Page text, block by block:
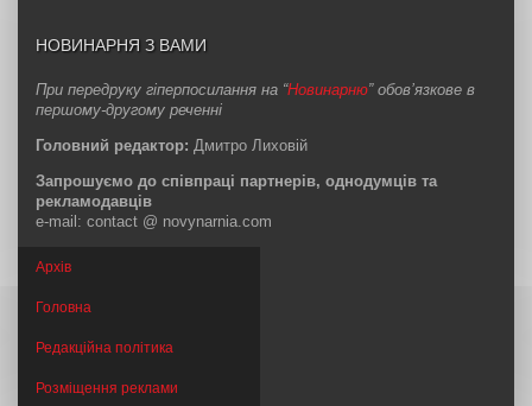
НОВИНАРНЯ З ВАМИ
При передруку гіперпосилання на “Новинарню” обов’язкове в
першому-другому реченні
Головний редактор: Дмитро Лиховій
Запрошуємо до співпраці партнерів, однодумців та
рекламодавців
e-mail: contact @ novynarnia.com
Архів
Головна
Редакційна політика
Розміщення реклами